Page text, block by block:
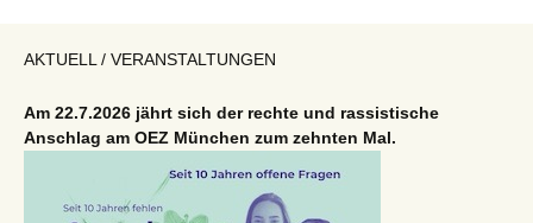
AKTUELL / VERANSTALTUNGEN
Am 22.7.2026 jährt sich der rechte und rassistische
Anschlag am OEZ München zum zehnten Mal.